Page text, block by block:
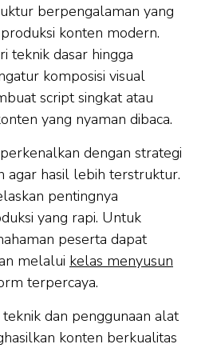
berpengalaman yang
konten modern.
teknik dasar hingga
komposisi visual
script singkat atau
yang nyaman dibaca.
dengan strategi
agar hasil lebih terstruktur.
pentingnya
yang rapi. Untuk
peserta dapat
melalui kelas menyusun
terpercaya.
dan penggunaan alat
konten berkualitas